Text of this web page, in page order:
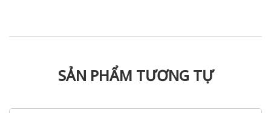
SẢN PHẨM TƯƠNG TỰ